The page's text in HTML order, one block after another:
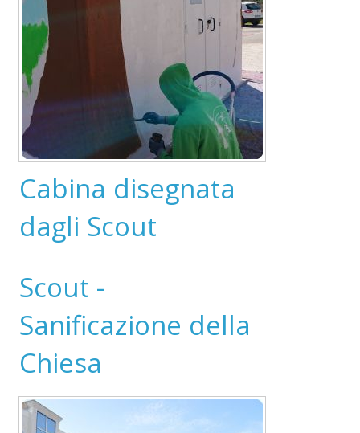
Cabina disegnata
dagli Scout
Scout -
Sanificazione della
Chiesa